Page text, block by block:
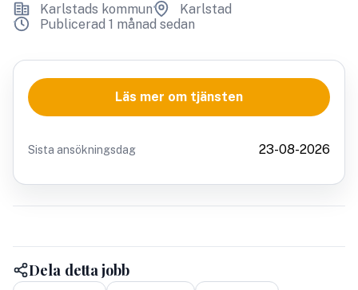
Karlstads kommun
Karlstad
Publicerad 1 månad sedan
Läs mer om tjänsten
Sista ansökningsdag 23-08-2026
Dela detta jobb